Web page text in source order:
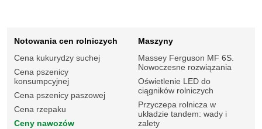
Notowania cen rolniczych
Cena kukurydzy suchej
Cena pszenicy
konsumpcyjnej
Cena pszenicy paszowej
Cena rzepaku
Ceny nawozów
Maszyny
Massey Ferguson MF 6S.
Nowoczesne rozwiązania
Oświetlenie LED do
ciągników rolniczych
Przyczepa rolnicza w
układzie tandem: wady i
zalety